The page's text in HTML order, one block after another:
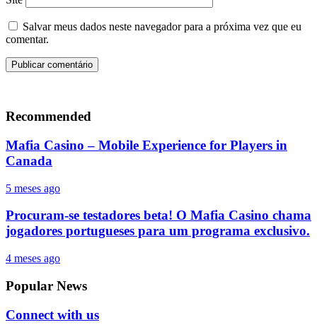
Salvar meus dados neste navegador para a próxima vez que eu
comentar.
Recommended
Mafia Casino – Mobile Experience for Players in
Canada
5 meses ago
Procuram-se testadores beta! O Mafia Casino chama
jogadores portugueses para um programa exclusivo.
4 meses ago
Popular News
Connect with us